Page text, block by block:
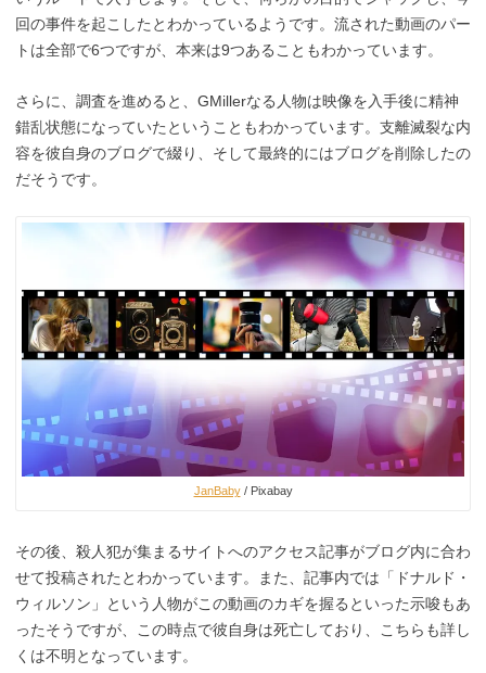
回の事件を起こしたとわかっているようです。流された動画のパー
トは全部で6つですが、本来は9つあることもわかっています。
さらに、調査を進めると、GMillerなる人物は映像を入手後に精神
錯乱状態になっていたということもわかっています。支離滅裂な内
容を彼自身のブログで綴り、そして最終的にはブログを削除したの
だそうです。
JanBaby/ Pixabay
その後、殺人犯が集まるサイトへのアクセス記事がブログ内に合わ
せて投稿されたとわかっています。また、記事内では「ドナルド・
ウィルソン」という人物がこの動画のカギを握るといった示唆もあ
ったそうですが、この時点で彼自身は死亡しており、こちらも詳し
くは不明となっています。